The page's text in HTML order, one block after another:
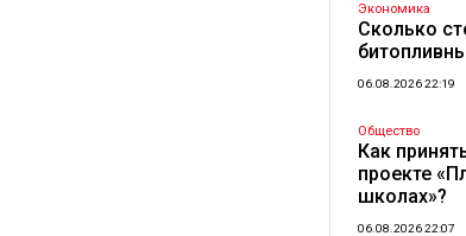
Экономика
Сколько
06.08.2026 22:19
Общество
Как
проекте
школах»?
06.08.2026 22:07